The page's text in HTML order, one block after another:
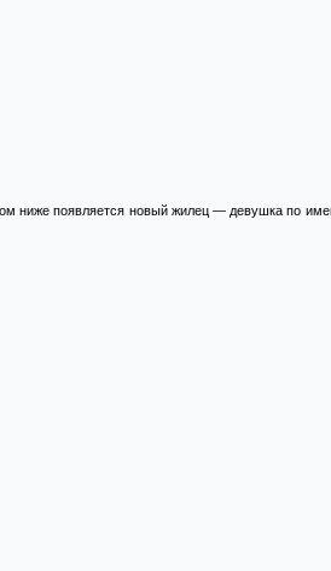
ниже появляется новый жилец — девушка по